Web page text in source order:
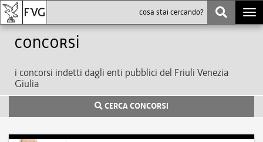
Concorsi
i concorsi indetti dagli enti pubblici del Friuli Venezia
Giulia
CERCA CONCORSI